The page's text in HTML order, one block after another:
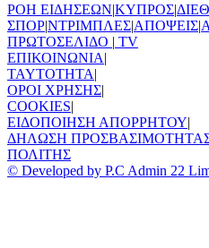
ΡΟΗ ΕΙΔΗΣΕΩΝ|ΚΥΠΡΟΣ|
ΣΠΟΡ|ΝΤΡΙΜΠΛΕΣ|ΑΠΟΨΕΙΣ|
ΠΡΩΤΟΣΕΛΙΔΟ | TV
ΕΠΙΚΟΙΝΩΝΙΑ|
TAYTOTHTA|
ΟΡΟΙ ΧΡΗΣΗΣ|
COOKIES|
ΕΙΔΟΠΟΙΗΣΗ ΑΠΟΡΡΗΤΟΥ|
ΔΗΛΩΣΗ
ΠΟΛΙΤΗΣ
© Developed by P.C Admin 22